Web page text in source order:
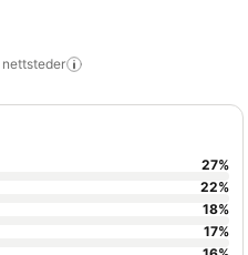
nettsteder
27%
22%
18%
17%